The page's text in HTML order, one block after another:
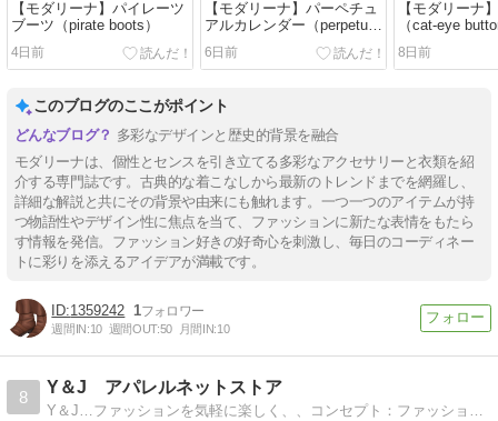
【モダリーナ】パイレーツ
ブーツ（pirate boots）
4日前
【モダリーナ】パーペチュ
アルカレンダー（perpetual
calendar）
6日前
【モダリーナ
（cat-eye
8日前
このブログのここがポイント
多彩なデザインと歴史的背景を融合
モダリーナは、個性とセンスを引き立てる多彩なアクセサリーと衣類を紹
介する専門誌です。古典的な着こなしから最新のトレンドまでを網羅し、
詳細な解説と共にその背景や由来にも触れます。一つ一つのアイテムが持
つ物語性やデザイン性に焦点を当て、ファッションに新たな表情をもたら
す情報を発信。ファッション好きの好奇心を刺激し、毎日のコーディネー
トに彩りを添えるアイデアが満載です。
1359242 1
週間IN:10 週間OUT:50 月間IN:10
8
Y＆J アパレルネットストア
Y＆J…ファッションを気軽に楽しく、、コンセプト：ファッションを気軽に楽しく。現在HP準備中。